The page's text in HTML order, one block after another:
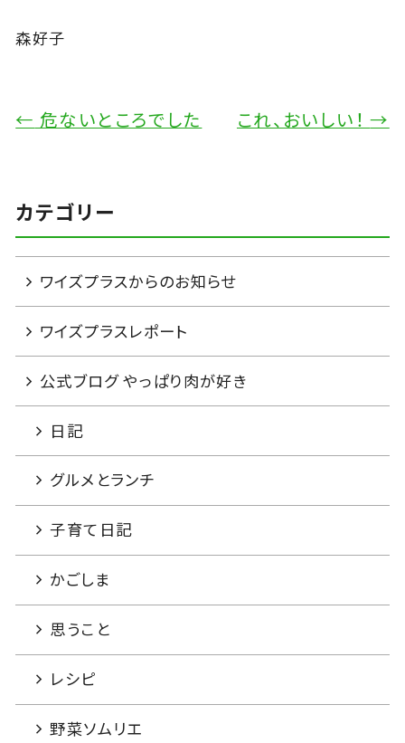
森好子
← 危ないところでした これ、おいしい！ →
カテゴリー
ワイズプラスからのお知らせ
ワイズプラスレポート
公式ブログ やっぱり肉が好き
日記
グルメとランチ
子育て日記
かごしま
思うこと
レシピ
野菜ソムリエ